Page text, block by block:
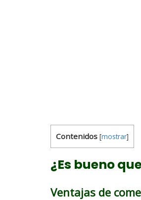
Contenidos [mostrar]
¿Es bueno
Ventajas de